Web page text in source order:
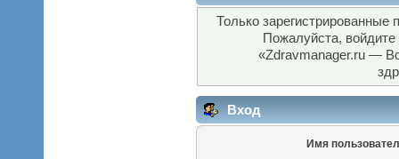
Только зарегистрированные
Пожалуйста,
«Zdravmanager.ru —
Вход
Имя